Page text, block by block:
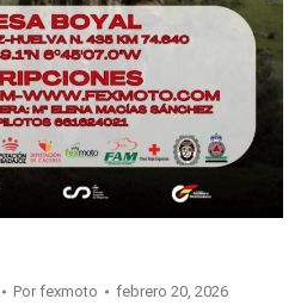
Por fexmoto febrero 20, 2026